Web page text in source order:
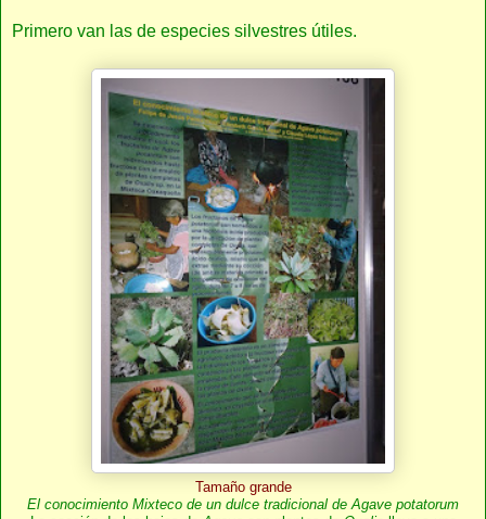
Primero van las de especies silvestres útiles.
Tamaño grande
El conocimiento Mixteco de un dulce tradicional de Agave potatorum